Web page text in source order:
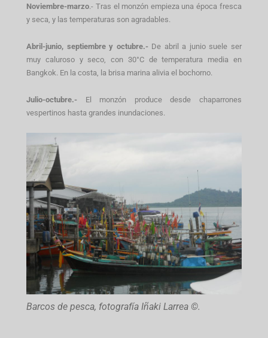
Noviembre-marzo.- Tras el monzón empieza una época fresca
y seca, y las temperaturas son agradables.
Abril-junio, septiembre y octubre.-De abril a junio suele ser
muy caluroso y seco, con 30°C de temperatura media en
Bangkok. En la costa, la brisa marina alivia el bochorno.
Julio-octubre.- El monzón produce desde chaparrones
vespertinos hasta grandes inundaciones.
Barcos de pesca, fotografía Iñaki Larrea ©.